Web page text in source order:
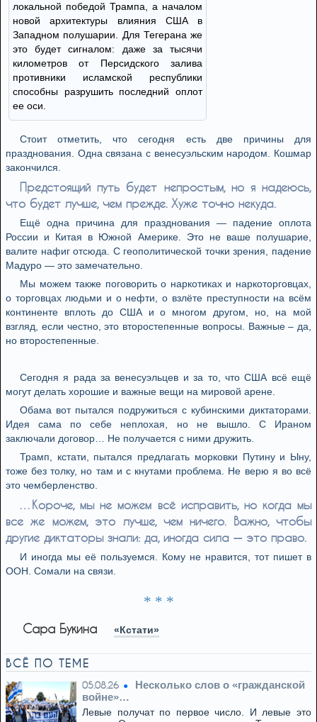
локальной победой Трампа, а началом
новой архитектуры влияния США в
Западном полушарии. Для Тегерана же
это будет сигналом: даже за тысячи
километров от Персидского залива
противники исламской республики
способны разрушить последний оплот
ее оси.
Стоит отметить, что сегодня есть две причины для
празднования. Одна связана с венесуэльским народом. Кошмар
закончился.
Предстоящий путь будет непростым, но я надеюсь,
что будет лучше, чем прежде. Хуже точно некуда.
Ещё одна причина для празднования — падение оплота
России и Китая в Южной Америке. Это не ваше полушарие,
валите нафиг отсюда. С геополитической точки зрения, падение
Мадуро — это замечательно.
Мы можем также поговорить о наркотиках и наркоторговцах,
о торговцах людьми и о нефти, о взлёте преступности на всём
континенте вплоть до США и о многом другом, но, на мой
взгляд, если честно, это второстепенные вопросы. Важные – да,
но второстепенные.
Сегодня я рада за венесуэльцев и за то, что США всё ещё
могут делать хорошие и важные вещи на мировой арене.
Обама вот пытался подружиться с кубинскими диктаторами.
Идея сама по себе неплохая, но не вышло. С Ираном
заключали договор… Не получается с ними дружить.
Трамп, кстати, пытался предлагать морковки Путину и Ыну,
тоже без толку, но там и с кнутами проблема. Не верю я во всё
это чемберленство.
…Короче, мы не можем всё исправить, но когда мы
все же можем, это лучше, чем ничего. Важно, чтобы
другие диктаторы знали: да, иногда сила — это право.
И иногда мы её пользуемся. Кому не нравится, тот пишет в
ООН. Сомали на связи.
* * *
Сара Букина «Кстати»
ВСЁ ПО ТЕМЕ
05.08.26
Несколько слов о «гражданской
войне»…
Левые получат по первое число. И левые это